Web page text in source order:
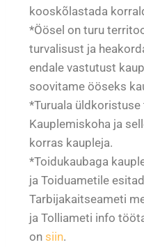
kooskõlastada
*Öösel on turu
turvalisust ja
endale vastutust
soovitame ööseks
*Turuala
Kauplemiskoha ja
korras kaupleja.
*Toidukaubaga
ja Toiduametile
Tarbijakaitseameti
ja Tolliameti info
on siin.